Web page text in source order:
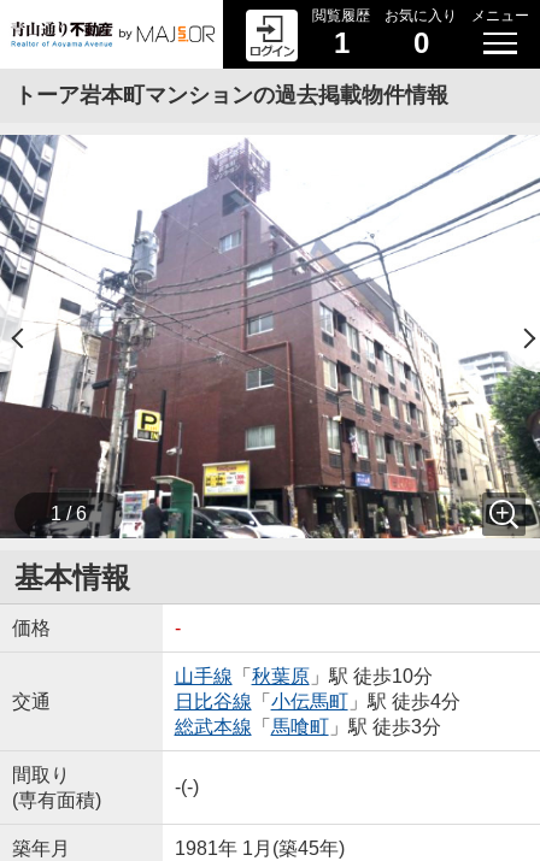
閲覧履歴
1
お気に入り
0
メニュー
トーア岩本町マンションの過去掲載物件情報
1 / 6
基本情報
価格 -
交通
山手線 「 秋葉原」駅 徒歩10分
日比谷線 「 小伝馬町」駅 徒歩4分
総武本線 「 馬喰町」駅 徒歩3分
間取り
(専有面積)
-(-)
築年月 1981年 1月(築45年)